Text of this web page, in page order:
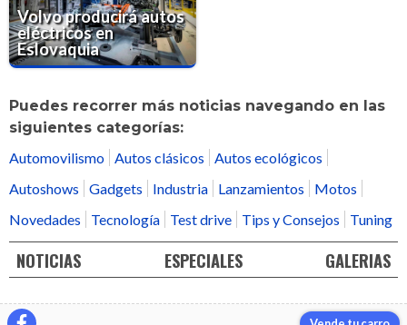
Volvo producirá autos
eléctricos en
Eslovaquia
Puedes recorrer más noticias navegando en las
siguientes categorías:
Automovilismo Autos clásicos
Autos ecológicos
Autoshows
Gadgets Industria Lanzamientos
Motos
Novedades
Tecnología Test drive Tips y Consejos Tuning
NOTICIAS ESPECIALES GALERIAS